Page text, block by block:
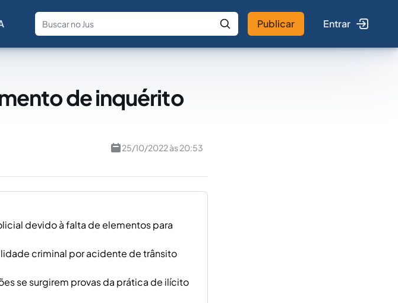
Fale com a IA Buscar no Jus
Publicar Entrar
de inquérito
25/10/2022 às 20:53
devido à falta de elementos para
criminal por acidente de trânsito
se surgirem provas da prática de ilícito